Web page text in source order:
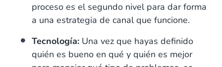
proceso es el segundo nivel para dar forma
a una estrategia de canal que funcione.
Tecnología: Una vez que hayas definido
quién es bueno en qué y quién es mejor